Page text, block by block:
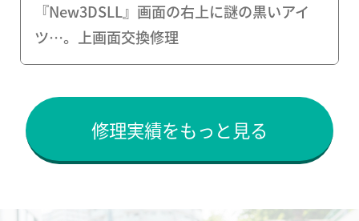
『New3DSLL』画面の右上に謎の黒いアイ
ツ…。上画面交換修理
修理実績をもっと見る